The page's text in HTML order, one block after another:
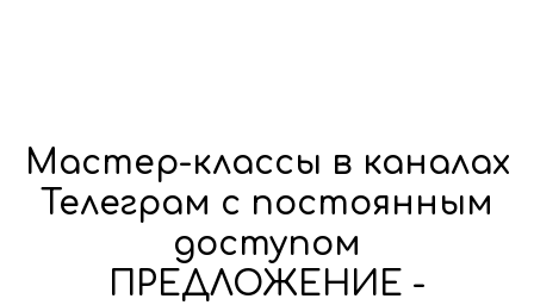
Мастер-классы в каналах
Телеграм с постоянным
доступом
ПРЕДЛОЖЕНИЕ -